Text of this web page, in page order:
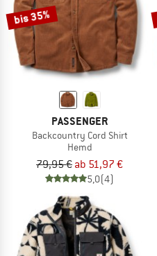
bis 35%
PASSENGER
Backcountry Cord Shirt
Hemd
79,95 € ab 51,97 €
5,0(4)